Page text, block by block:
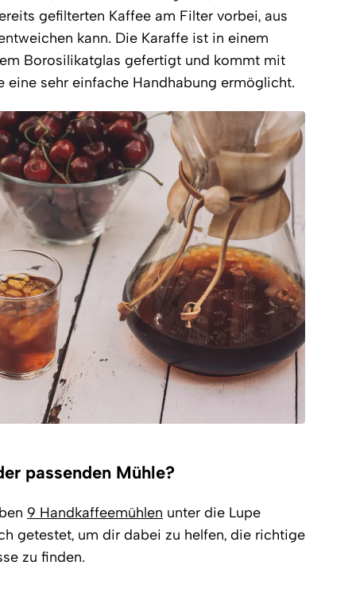
gefilterten Kaffee am Filter vorbei, aus
kann. Die Karaffe ist in einem
Borosilikatglas gefertigt und kommt mit
eine sehr einfache Handhabung ermöglicht.
passenden Mühle?
9 Handkaffeemühlen unter die Lupe
getestet, um dir dabei zu helfen, die richtige
zu finden.